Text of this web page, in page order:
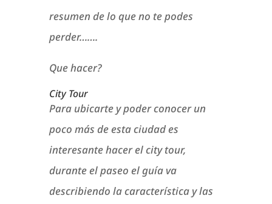
resumen de lo que no te podes
perder…….
Que hacer?
City Tour
Para ubicarte y poder conocer un
poco más de esta ciudad es
interesante hacer el city tour,
durante el paseo el guía va
describiendo la característica y las